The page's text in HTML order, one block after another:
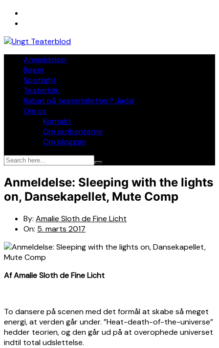
Skip
Anmeldelser
Bøger
Spotlight
Teaterblik
Rabat på teaterbilletter? Jada!
Om os
Kontakt
Om skribenterne
Om bloggen
Anmeldelse: Sleeping with the lights
on, Dansekapellet, Mute Comp
By: Amalie Sloth de Fine Licht
On: 5. marts 2017
Af Amalie Sloth de Fine Licht
To dansere på scenen med det formål at skabe så meget
energi, at verden går under. ”Heat-death-of-the-universe”
hedder teorien, og den går ud på at overophede universet
indtil total udslettelse.